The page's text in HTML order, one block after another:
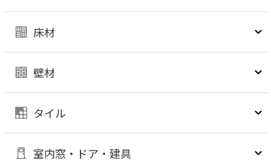
床材
壁材
タイル
室内窓・ドア・建具